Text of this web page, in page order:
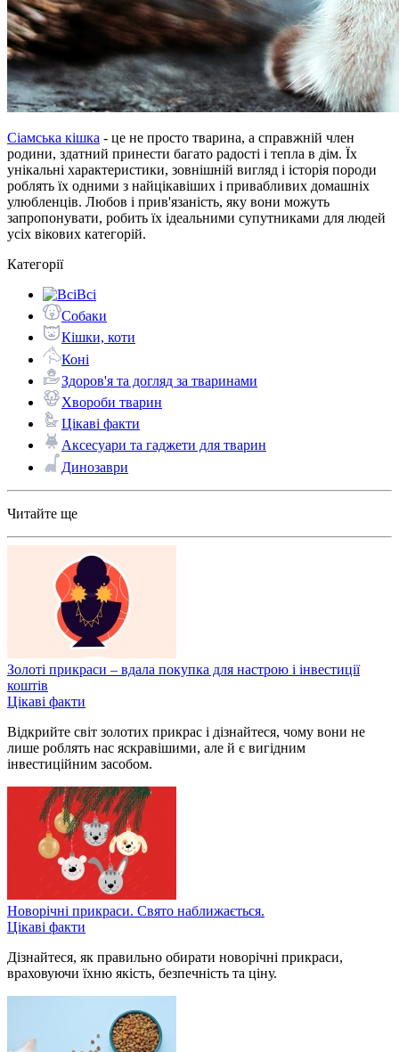
Сіамська кішка - це не просто тварина, а справжній член
родини, здатний принести багато радості і тепла в дім. Їх
унікальні характеристики, зовнішній вигляд і історія породи
роблять їх одними з найцікавіших і привабливих домашніх
улюбленців. Любов і прив'язаність, яку вони можуть
запропонувати, робить їх ідеальними супутниками для людей
усіх вікових категорій.
Категорії
Всі
Собаки
Кішки, коти
Коні
Здоров'я та догляд за тваринами
Хвороби тварин
Цікаві факти
Аксесуари та гаджети для тварин
Динозаври
Читайте ще
Золоті прикраси – вдала покупка для настрою і інвестиції
коштів
Цікаві факти
Відкрийте світ золотих прикрас і дізнайтеся, чому вони не
лише роблять нас яскравішими, але й є вигідним
інвестиційним засобом.
Новорічні прикраси. Свято наближається.
Цікаві факти
Дізнайтеся, як правильно обирати новорічні прикраси,
враховуючи їхню якість, безпечність та ціну.